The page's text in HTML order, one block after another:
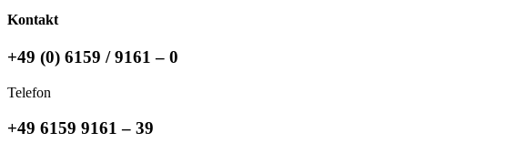
Kontakt
+49 (0) 6159 / 9161 – 0
Telefon
+49 6159 9161 – 39